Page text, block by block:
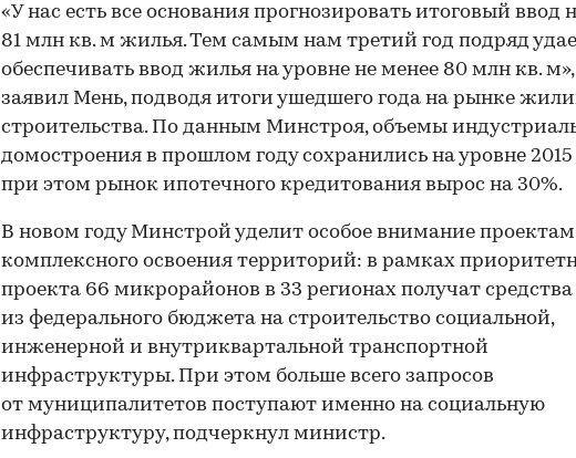
«У нас есть все основания прогнозировать итоговый ввод
81 млн кв. м жилья. Тем самым нам третий год подряд
обеспечивать ввод жилья на уровне не менее 80 млн кв.
заявил Мень, подводя итоги ушедшего года на рынке
строительства. По данным Минстроя, объемы
домостроения в прошлом году сохранились на уровне 2015
при этом рынок ипотечного кредитования вырос на 30%.
В новом году Минстрой уделит особое внимание проектам
комплексного освоения территорий: в рамках
проекта 66 микрорайонов в 33 регионах получат средства
из федерального бюджета на строительство социальной,
инженерной и внутриквартальной транспортной
инфраструктуры. При этом больше всего запросов
от муниципалитетов поступают именно на социальную
инфраструктуру, подчеркнул министр.